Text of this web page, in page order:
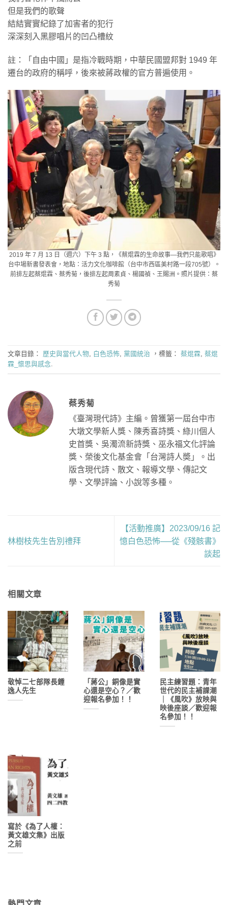
但是我們的歌聲
結結實實紀錄了加害者的犯行
深深刻入黑膠唱片的凹凸槽紋
註：「自由中國」是指冷戰時期，中華民國盟邦對 1949 年
遷台的政府的稱呼，後來被蔣政權的官方普遍使用。
2019 年 7 月 13 日（週六）下午 3 點，《蔡焜霖的生命故事―我們只能歌唱》
台中場新書發表會，地點：活力文化咖啡館（台中市西區美村路一段705號）。
前排左起蔡焜霖、蔡秀菊，後排左起周素貞、楊國禎、王賜洲。照片提供：蔡
秀菊
文章目錄： 歷史與當代人物, 白色恐怖, 黨國統治 ，標籤： 蔡焜霖, 蔡焜
霖_懷思與感念.
蔡秀菊
《臺灣現代詩》主編。曾獲第一屆台中市
大墩文學新人獎、陳秀喜詩獎、綠川個人
史首獎、吳濁流新詩獎、巫永福文化評論
獎、榮後文化基金會「台灣詩人奬」。出
版含現代詩、散文、報導文學、傳記文
學、文學評論、小說等多種。
林樹枝先生告別禮拜
【活動推廣】2023/09/16 記
憶白色恐怖──從《殘骸書》
談起
相關文章
敬悼二七部隊長鍾
逸人先生
「蔣公」銅像是實
心還是空心？／歡
迎報名參加！！
民主練習題：青年
世代的民主補課潮
｜《風吹》放映與
映後座談／歡迎報
名參加！！
寫於《為了人權：
黃文雄文集》出版
之前